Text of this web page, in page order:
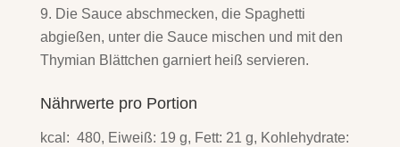
Die Sauce abschmecken, die Spaghetti
abgießen, unter die Sauce mischen und mit den
Thymian Blättchen garniert heiß servieren.
Nährwerte pro Portion
kcal: 480, Eiweiß: 19 g, Fett: 21 g, Kohlehydrate: